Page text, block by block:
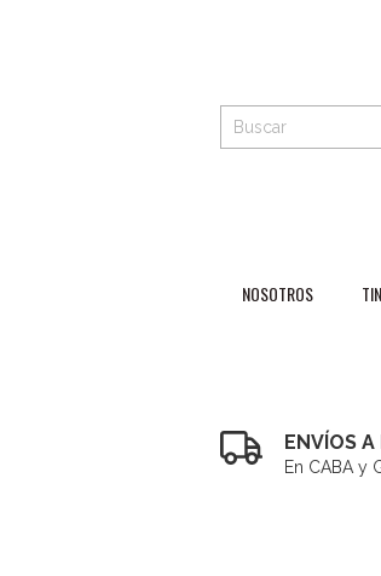
NOSOTROS
ENVÍOS
En CABA y